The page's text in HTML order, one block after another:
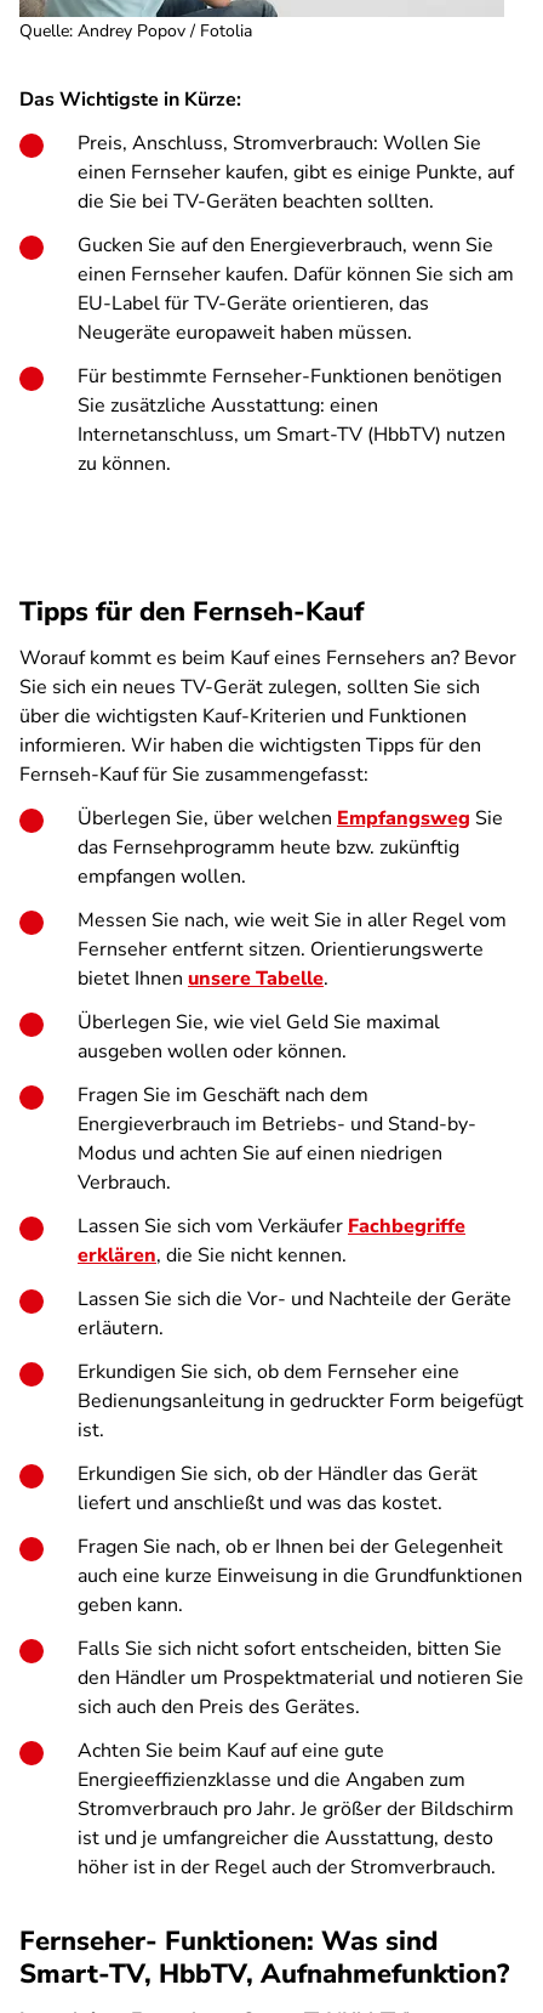
Quelle: Andrey Popov / Fotolia
Das Wichtigste in Kürze:
Preis, Anschluss, Stromverbrauch: Wollen Sie
einen Fernseher kaufen, gibt es einige Punkte, auf
die Sie bei TV-Geräten beachten sollten.
Gucken Sie auf den Energieverbrauch, wenn Sie
einen Fernseher kaufen. Dafür können Sie sich am
EU-Label für TV-Geräte orientieren, das
Neugeräte europaweit haben müssen.
Für bestimmte Fernseher-Funktionen benötigen
Sie zusätzliche Ausstattung: einen
Internetanschluss, um Smart-TV (HbbTV) nutzen
zu können.
Tipps für den Fernseh-Kauf
Worauf kommt es beim Kauf eines Fernsehers an? Bevor
Sie sich ein neues TV-Gerät zulegen, sollten Sie sich
über die wichtigsten Kauf-Kriterien und Funktionen
informieren. Wir haben die wichtigsten Tipps für den
Fernseh-Kauf für Sie zusammengefasst:
Überlegen Sie, über welchen Empfangsweg Sie
das Fernsehprogramm heute bzw. zukünftig
empfangen wollen.
Messen Sie nach, wie weit Sie in aller Regel vom
Fernseher entfernt sitzen. Orientierungswerte
bietet Ihnen unsere Tabelle.
Überlegen Sie, wie viel Geld Sie maximal
ausgeben wollen oder können.
Fragen Sie im Geschäft nach dem
Energieverbrauch im Betriebs- und Stand-by-
Modus und achten Sie auf einen niedrigen
Verbrauch.
Lassen Sie sich vom Verkäufer Fachbegriffe
erklären, die Sie nicht kennen.
Lassen Sie sich die Vor- und Nachteile der Geräte
erläutern.
Erkundigen Sie sich, ob dem Fernseher eine
Bedienungsanleitung in gedruckter Form beigefügt
ist.
Erkundigen Sie sich, ob der Händler das Gerät
liefert und anschließt und was das kostet.
Fragen Sie nach, ob er Ihnen bei der Gelegenheit
auch eine kurze Einweisung in die Grundfunktionen
geben kann.
Falls Sie sich nicht sofort entscheiden, bitten Sie
den Händler um Prospektmaterial und notieren Sie
sich auch den Preis des Gerätes.
Achten Sie beim Kauf auf eine gute
Energieeffizienzklasse und die Angaben zum
Stromverbrauch pro Jahr. Je größer der Bildschirm
ist und je umfangreicher die Ausstattung, desto
höher ist in der Regel auch der Stromverbrauch.
Fernseher- Funktionen: Was sind
Smart-TV, HbbTV, Aufnahmefunktion?